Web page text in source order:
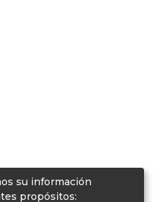
su información
propósitos: